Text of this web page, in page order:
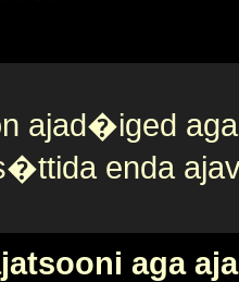
ajad�iged
enda
aga